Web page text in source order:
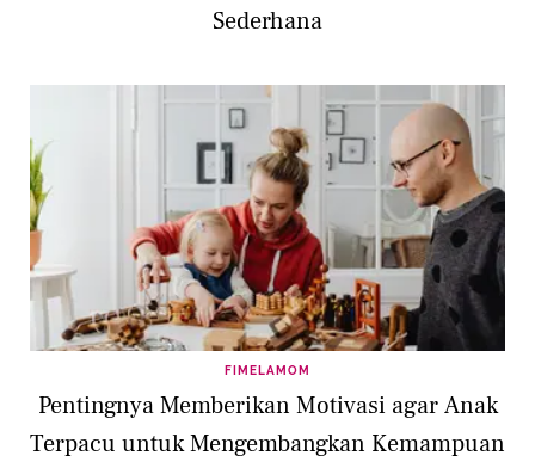
Sederhana
FIMELAMOM
Pentingnya Memberikan Motivasi agar Anak
Terpacu untuk Mengembangkan Kemampuan